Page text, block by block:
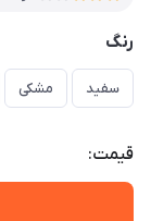
رنگ
سفید مشکی
قیمت: